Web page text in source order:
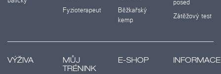
Fyzioterapeut
Běžkařský
kemp
posed
Zátěžový test
VÝŽIVA
MŮJ
TRÉNINK
E-SHOP INFORMACE